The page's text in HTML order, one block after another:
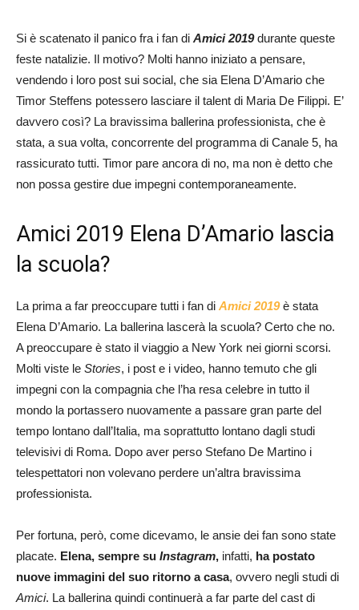
Si è scatenato il panico fra i fan di Amici 2019durante queste
feste natalizie. Il motivo? Molti hanno iniziato a pensare,
vendendo i loro post sui social, che sia Elena D’Amario che
Timor Steffens potessero lasciare il talent di Maria De Filippi. E’
davvero così? La bravissima ballerina professionista, che è
stata, a sua volta, concorrente del programma di Canale 5, ha
rassicurato tutti. Timor pare ancora di no, ma non è detto che
non possa gestire due impegni contemporaneamente.
Amici 2019 Elena D’Amario lascia
la scuola?
La prima a far preoccupare tutti i fan di Amici 2019è stata
Elena D’Amario. La ballerina lascerà la scuola? Certo che no.
A preoccupare è stato il viaggio a New York nei giorni scorsi.
Molti viste le Stories, i post e i video, hanno temuto che gli
impegni con la compagnia che l’ha resa celebre in tutto il
mondo la portassero nuovamente a passare gran parte del
tempo lontano dall’Italia, ma soprattutto lontano dagli studi
televisivi di Roma. Dopo aver perso Stefano De Martino i
telespettatori non volevano perdere un’altra bravissima
professionista.
Per fortuna, però, come dicevamo, le ansie dei fan sono state
placate. Elena, sempre su Instagram, infatti, ha postato
nuove immagini del suo ritorno a casa, ovvero negli studi di
Amici. La ballerina quindi continuerà a far parte del cast di